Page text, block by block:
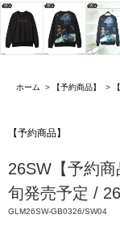
ホーム > 【予約商品】 >
【予約商品】
26SW【予約
旬発売予定 /
GLM26SW-GB0326/SW04